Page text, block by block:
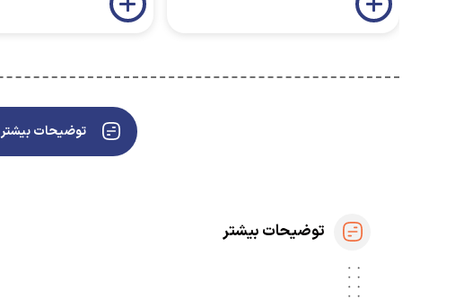
توضیحات بیشتر
توضیحات بیشتر